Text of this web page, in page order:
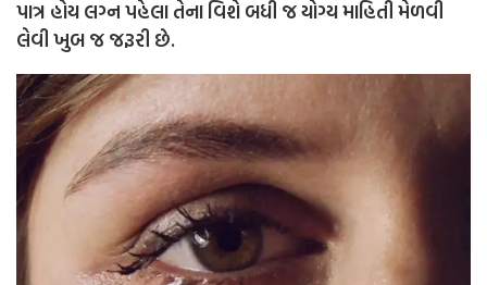
પાત્ર હોય લગ્ન પહેલા તેના વિશે બધી જ યોગ્ય માહિતી મેળવી
લેવી ખુબ જ જરૂરી છે.